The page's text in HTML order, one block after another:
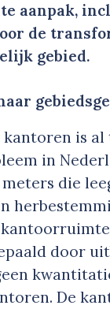
aanpak,
de
gebied.
kantoren is
in
die
door
De